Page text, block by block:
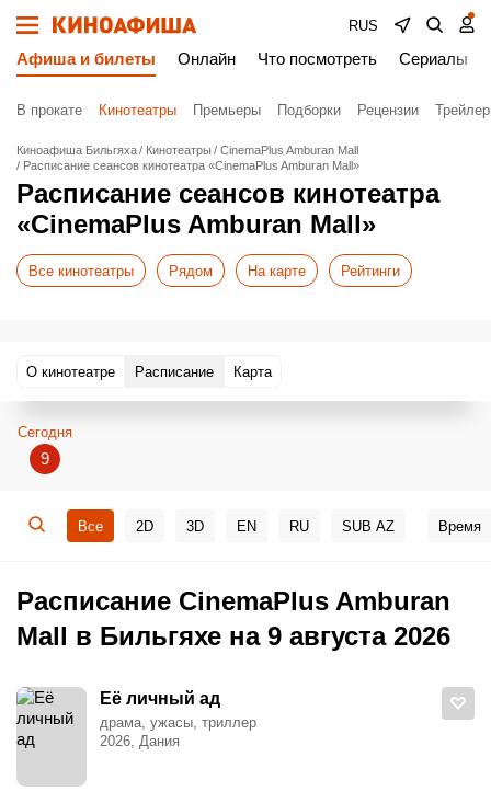
RUS
Афиша и билеты Онлайн Что посмотреть Сериалы
В прокате Кинотеатры Премьеры Подборки Рецензии
Киноафиша Бильгяха Кинотеатры
CinemaPlus Amburan Mall
Расписание сеансов кинотеатра «CinemaPlus Amburan Mall»
Расписание сеансов кинотеатра
«CinemaPlus Amburan Mall»
Все кинотеатры Рядом На карте Рейтинги
О кинотеатре Расписание Карта
Сегодня
9
Все 2D 3D EN RU SUB AZ Время
Расписание CinemaPlus Amburan
Mall в Бильгяхе на 9 августа 2026
Её личный ад
драма, ужасы, триллер
2026, Дания